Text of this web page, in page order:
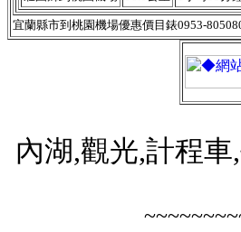
宜蘭縣市到桃園機場優惠價目錶0953-
內湖,觀光,計程